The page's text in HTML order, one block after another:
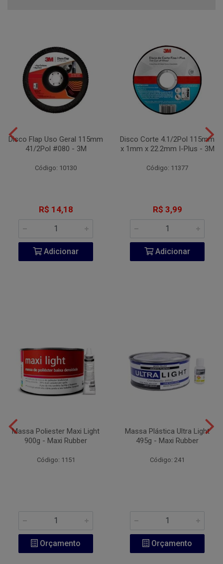
Disco Flap Uso Geral 115mm
41/2Pol #080 - 3M
Código: 10130
R$ 14,18
Adicionar
Disco Corte 4.1/2Pol 115mm
x 1mm x 22.2mm I-Plus - 3M
Código: 11377
R$ 3,99
Adicionar
Massa Poliester Maxi Light
900g - Maxi Rubber
Código: 1151
Orçamento
Massa Plástica Ultra Light
495g - Maxi Rubber
Código: 241
Orçamento